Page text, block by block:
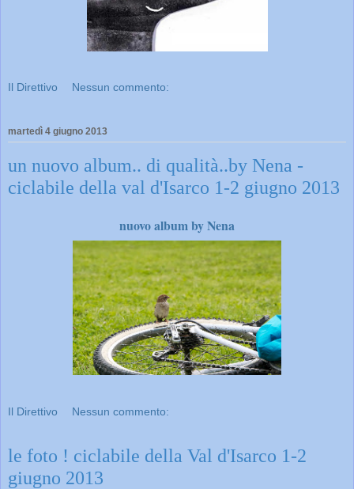
Il Direttivo Nessun commento:
martedì 4 giugno 2013
un nuovo album.. di qualità..by Nena -
ciclabile della val d'Isarco 1-2 giugno 2013
nuovo album by Nena
Il Direttivo Nessun commento:
le foto ! ciclabile della Val d'Isarco 1-2
giugno 2013